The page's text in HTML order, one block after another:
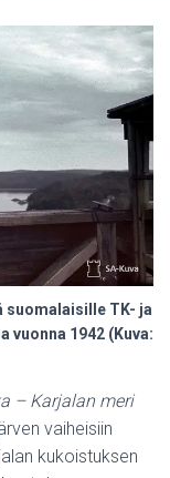
O
suomalaisille TK- ja
vuonna 1942 (Kuva:
– Karjalan meri
vaiheisiin
kukoistuksen